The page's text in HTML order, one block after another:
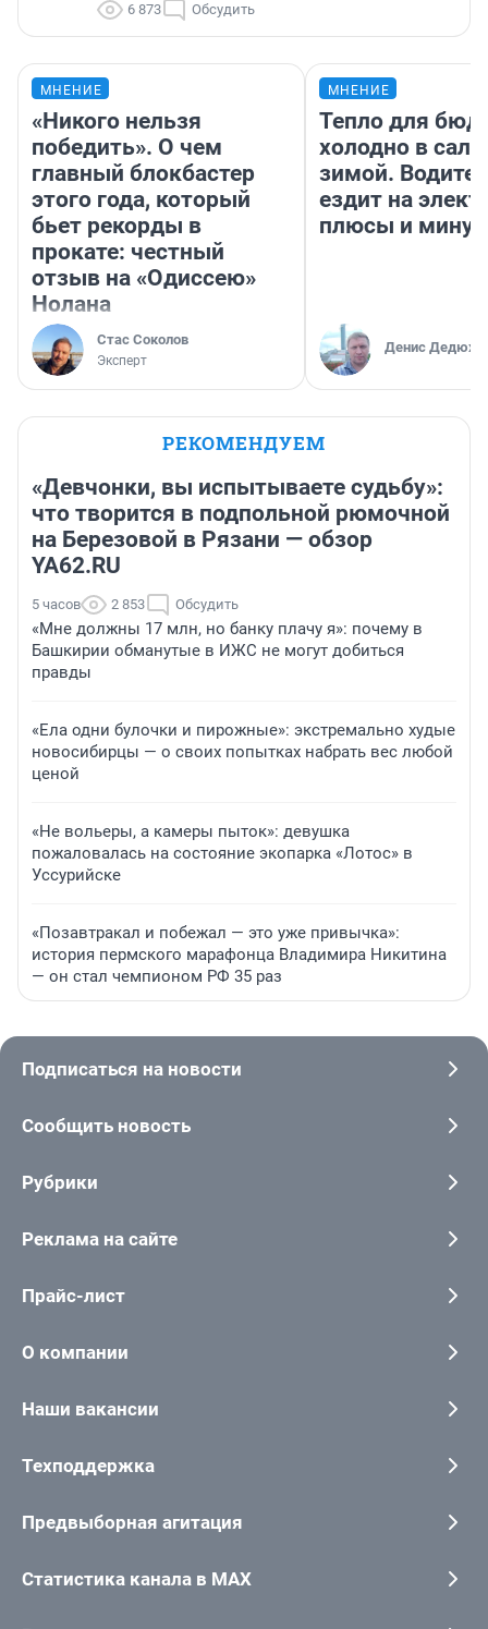
6 873 Обсудить
МНЕНИЕ
«Никого нельзя
победить». О чем
главный блокбастер
этого года, который
бьет рекорды в
прокате: честный
отзыв на «Одиссею»
Нолана
Стас Соколов
Эксперт
МНЕНИЕ
Тепло для
холодно в
зимой.
ездит на
плюсы и
Денис
РЕКОМЕНДУЕМ
«Девчонки, вы испытываете судьбу»:
что творится в подпольной рюмочной
на Березовой в Рязани — обзор
YA62.RU
5 часов 2 853 Обсудить
«Мне должны 17 млн, но банку плачу я»: почему в
Башкирии обманутые в ИЖС не могут добиться
правды
«Ела одни булочки и пирожные»: экстремально худые
новосибирцы — о своих попытках набрать вес любой
ценой
«Не вольеры, а камеры пыток»: девушка
пожаловалась на состояние экопарка «Лотос» в
Уссурийске
«Позавтракал и побежал — это уже привычка»:
история пермского марафонца Владимира Никитина
— он стал чемпионом РФ 35 раз
Подписаться на новости
Сообщить новость
Рубрики
Реклама на сайте
Прайс-лист
О компании
Наши вакансии
Техподдержка
Предвыборная агитация
Статистика канала в MAX